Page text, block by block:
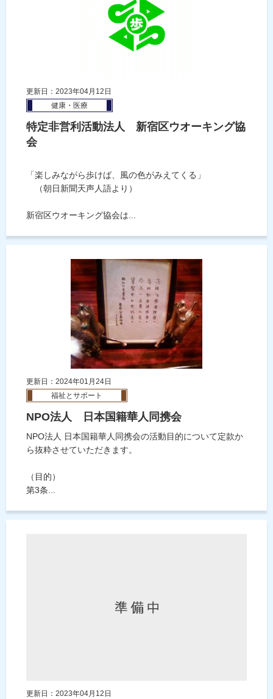
更新日：2023年04月12日
健康・医療
特定非営利活動法人 新宿区ウオーキング協
会
「楽しみながら歩けば、風の色がみえてくる」
（朝日新聞天声人語より）
新宿区ウオーキング協会は...
更新日：2024年01月24日
福祉とサポート
NPO法人 日本国籍華人同携会
NPO法人 日本国籍華人同携会の活動目的について定款か
ら抜粋させていただきます。
（目的）
第3条...
更新日：2023年04月12日